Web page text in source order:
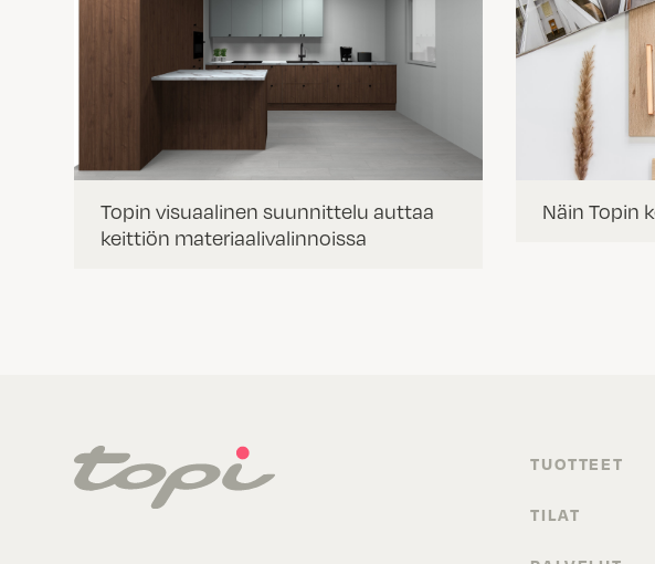
Topin visuaalinen suunnittelu auttaa
keittiön materiaalivalinnoissa
Näin Topin
TUOTTEET
TILAT